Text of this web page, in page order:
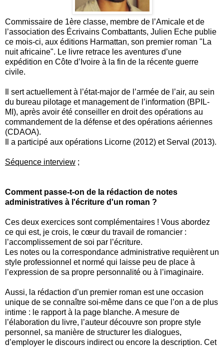
Commissaire de 1ère classe, membre de l’Amicale et de
l’association des Écrivains Combattants, Julien Eche publie
ce mois-ci, aux éditions Harmattan, son premier roman "La
nuit africaine". Le livre retrace les aventures d’une
expédition en Côte d’Ivoire à la fin de la récente guerre
civile.
Il sert actuellement à l’état-major de l’armée de l’air, au sein
du bureau pilotage et management de l’information (BPIL-
MI), après avoir été conseiller en droit des opérations au
commandement de la défense et des opérations aériennes
(CDAOA).
Il a participé aux opérations Licorne (2012) et Serval (2013).
Séquence interview ;
Comment passe-t-on de la rédaction de notes
administratives à l'écriture d'un roman ?
Ces deux exercices sont complémentaires ! Vous abordez
ce qui est, je crois, le cœur du travail de romancier :
l’accomplissement de soi par l’écriture.
Les notes ou la correspondance administrative requièrent un
style professionnel et normé qui laisse peu de place à
l’expression de sa propre personnalité ou à l’imaginaire.
Aussi, la rédaction d’un premier roman est une occasion
unique de se connaître soi-même dans ce que l’on a de plus
intime : le rapport à la page blanche. A mesure de
l’élaboration du livre, l’auteur découvre son propre style
personnel, sa manière de structurer les dialogues,
d’employer le discours indirect ou encore la description. Cet